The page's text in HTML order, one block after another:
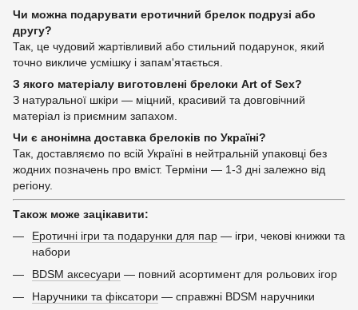
Чи можна подарувати еротичний брелок подрузі або
другу?
Так, це чудовий жартівливий або стильний подарунок, який
точно викличе усмішку і запам'ятається.
З якого матеріалу виготовлені брелоки Art of Sex?
З натуральної шкіри — міцний, красивий та довговічний
матеріал із приємним запахом.
Чи є анонімна доставка брелоків по Україні?
Так, доставляємо по всій Україні в нейтральній упаковці без
жодних позначень про вміст. Терміни — 1-3 дні залежно від
регіону.
Також може зацікавити:
Еротичні ігри та подарунки для пар — ігри, чекові книжки та
набори
BDSM аксесуари — повний асортимент для рольових ігор
Наручники та фіксатори — справжні BDSM наручники